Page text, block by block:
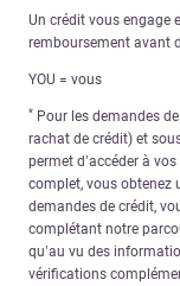
Un crédit vous engage
remboursement avant
YOU = vous
* Pour les demandes
rachat de crédit) et
permet d’accéder à
complet, vous obtenez
demandes de crédit,
complétant notre
qu’au vu des
vérifications